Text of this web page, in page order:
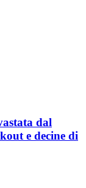
dal
e decine di